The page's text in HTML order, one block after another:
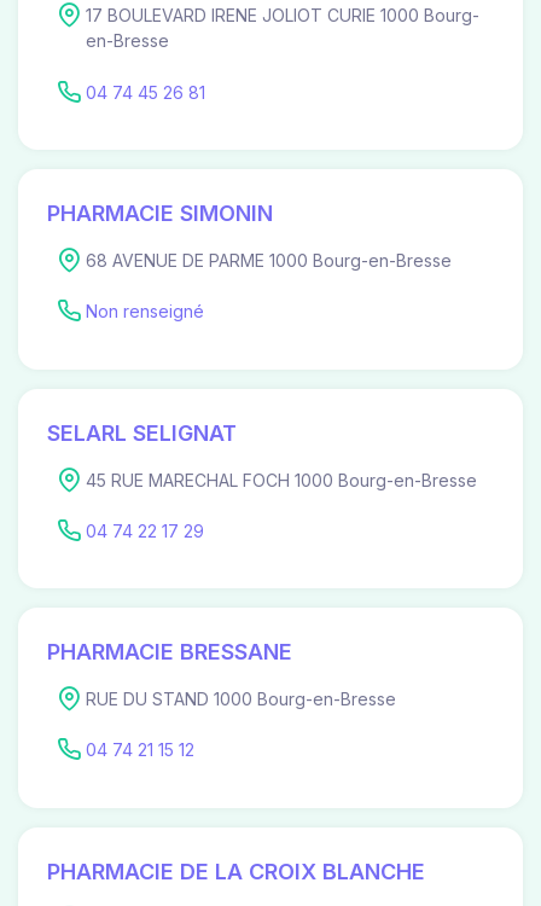
17 BOULEVARD IRENE JOLIOT CURIE 1000 Bourg-
en-Bresse
04 74 45 26 81
PHARMACIE SIMONIN
68 AVENUE DE PARME 1000 Bourg-en-Bresse
Non renseigné
SELARL SELIGNAT
45 RUE MARECHAL FOCH 1000 Bourg-en-Bresse
04 74 22 17 29
PHARMACIE BRESSANE
RUE DU STAND 1000 Bourg-en-Bresse
04 74 21 15 12
PHARMACIE DE LA CROIX BLANCHE